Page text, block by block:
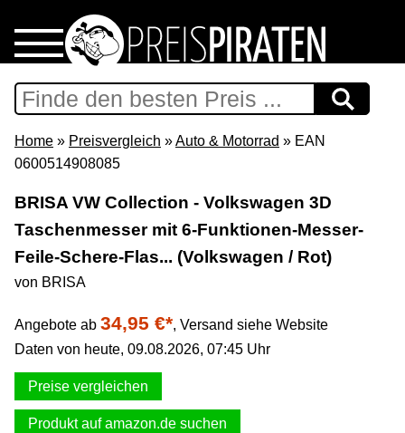
Home
Download
Support & Newsletter
Presse
Datenschutz
Impressum
Home » Preisvergleich »Auto & Motorrad » EAN
0600514908085
BRISA VW Collection - Volkswagen 3D
Taschenmesser mit 6-Funktionen-Messer-
Feile-Schere-Flas... (Volkswagen / Rot)
von BRISA
Angebote ab 34,95 €*, Versand siehe Website
Daten von heute, 09.08.2026, 07:45 Uhr
Preise vergleichen
Produkt auf amazon.de suchen